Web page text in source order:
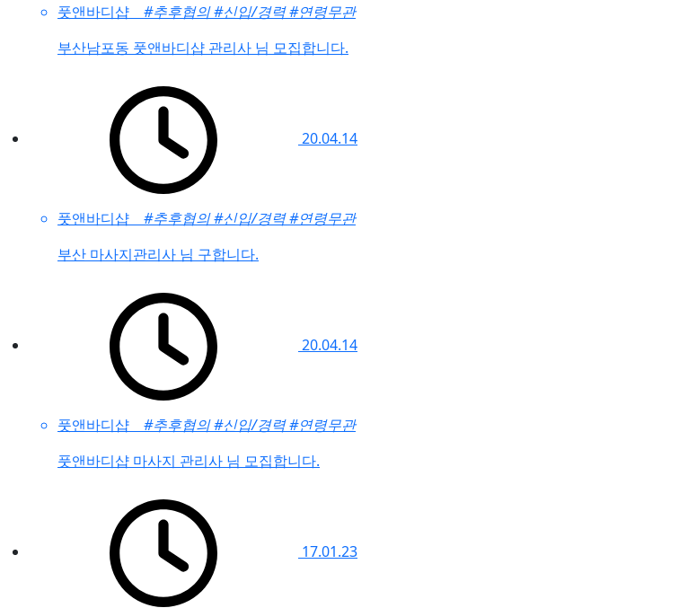
풋앤바디샵 #추후협의#신입/경력#연령무관
부산남포동 풋앤바디샵 관리사 님 모집합니다.
20.04.14
풋앤바디샵 #추후협의#신입/경력#연령무관
부산 마사지관리사 님 구합니다.
20.04.14
풋앤바디샵 #추후협의#신입/경력#연령무관
풋앤바디샵 마사지 관리사 님 모집합니다.
17.01.23